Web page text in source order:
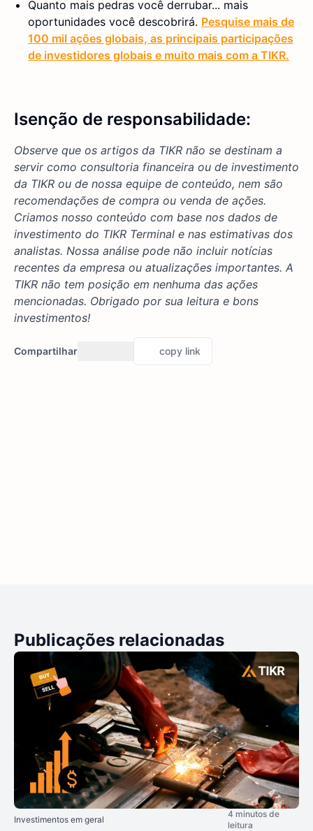
Quanto mais pedras você derrubar... mais
oportunidades você descobrirá. Pesquise mais de
100 mil ações globais, as principais participações
de investidores globais e muito mais com a TIKR.
Isenção de responsabilidade:
Observe que os artigos da TIKR não se destinam a
servir como consultoria financeira ou de investimento
da TIKR ou de nossa equipe de conteúdo, nem são
recomendações de compra ou venda de ações.
Criamos nosso conteúdo com base nos dados de
investimento do TIKR Terminal e nas estimativas dos
analistas. Nossa análise pode não incluir notícias
recentes da empresa ou atualizações importantes. A
TIKR não tem posição em nenhuma das ações
mencionadas. Obrigado por sua leitura e bons
investimentos!
Compartilhar copy link
Publicações relacionadas
Investimentos em geral
4 minutos de
leitura